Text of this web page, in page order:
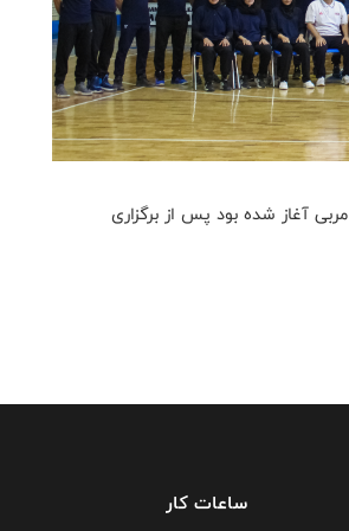
دوره مربیگری رنگ سبز که از تاریخ ۲۵ خرداد در سالن آپرین اسلامشهر با حضور ۳۵ مربی آغاز شده بود پس از برگزاری
ساعات کار